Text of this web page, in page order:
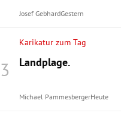
Josef GebhardGestern
Karikatur zum Tag
Landplage.
Michael PammesbergerHeute